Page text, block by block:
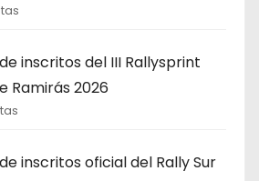
inscritos del III Rallysprint
Ramirás 2026
inscritos oficial del Rally Sur